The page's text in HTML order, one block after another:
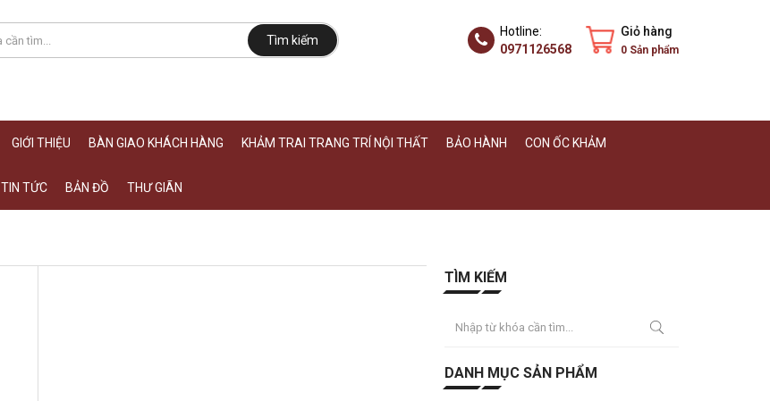
Tìm kiếm
Giỏ hàng
0 Sản phẩm
Hotline:
0971126568
GIỚI THIỆU BÀN GIAO KHÁCH HÀNG KHẢM TRAI TRANG TRÍ NỘI THẤT BẢO HÀNH CON ỐC KHẢM
TIN TỨC BẢN ĐỒ THƯ GIÃN
TÌM KIẾM
DANH MỤC SẢN PHẨM